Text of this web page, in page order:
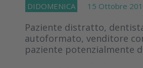
DIDOMENICA 15 Ottobre
Paziente distratto,
autoformato, venditore
paziente potenzialmente